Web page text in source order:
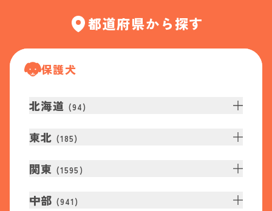
都道府県から探す
保護犬
北海道 (94)
東北 (185)
関東 (1595 )
中部 (941 )